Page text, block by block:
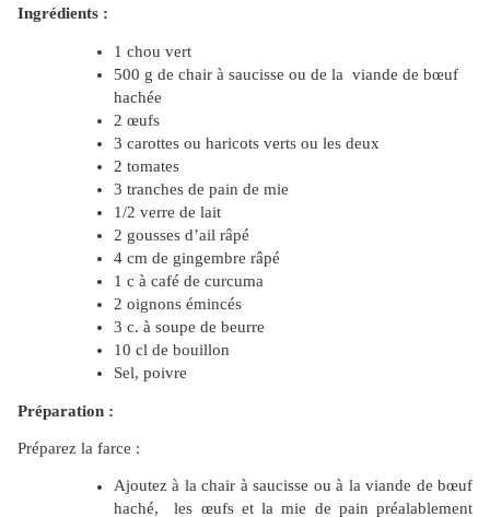
Ingrédients :
1 chou vert
500 g de chair à saucisse ou de la viande de bœuf
hachée
2 œufs
3 carottes ou haricots verts ou les deux
2 tomates
3 tranches de pain de mie
1/2 verre de lait
2 gousses d’ail râpé
4 cm de gingembre râpé
1 c à café de curcuma
2 oignons émincés
3 c. à soupe de beurre
10 cl de bouillon
Sel, poivre
Préparation :
Préparez la farce :
Ajoutez à la chair à saucisse ou à la viande de bœuf
haché, les œufs et la mie de pain préalablement